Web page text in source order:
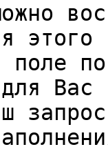
этого
Вас